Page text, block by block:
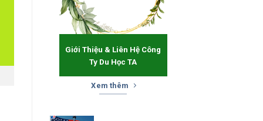
Giới Thiệu & Liên Hệ Công
Ty Du Học TA
Xem thêm